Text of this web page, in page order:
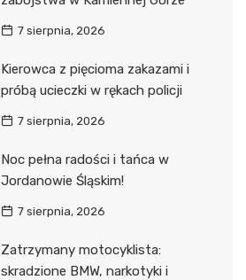
7 sierpnia, 2026
Kierowca z pięcioma zakazami i
próbą ucieczki w rękach policji
7 sierpnia, 2026
Noc pełna radości i tańca w
Jordanowie Śląskim!
7 sierpnia, 2026
Zatrzymany motocyklista:
skradzione BMW, narkotyki i